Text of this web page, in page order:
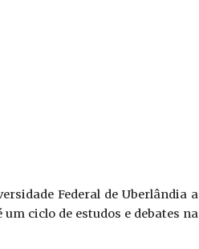
Federal de Uberlândia a
ciclo de estudos e debates na